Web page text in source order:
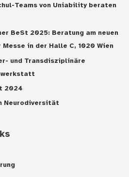
Teams von Uniability beraten
BeSt 2025: Beratung am neuen
in der Halle C, 1020 Wien
und Transdisziplinäre
2024
Neurodiversität